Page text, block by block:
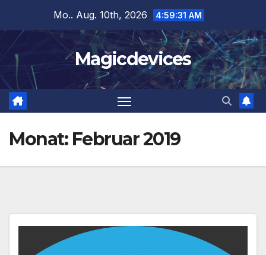
springen
Mo.. Aug. 10th, 2026 4:59:32 AM
Magicdevices
Monat: Februar 2019